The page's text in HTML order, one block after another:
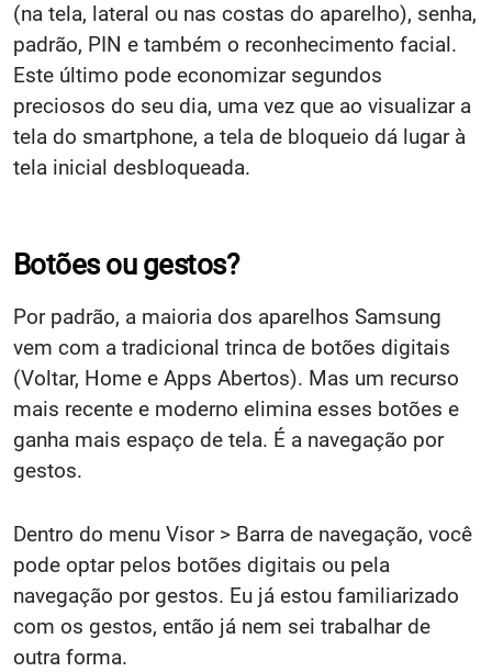
(na tela, lateral ou nas costas do aparelho), senha,
padrão, PIN e também o reconhecimento facial.
Este último pode economizar segundos
preciosos do seu dia, uma vez que ao visualizar a
tela do smartphone, a tela de bloqueio dá lugar à
tela inicial desbloqueada.
Botões ou gestos?
Por padrão, a maioria dos aparelhos Samsung
vem com a tradicional trinca de botões digitais
(Voltar, Home e Apps Abertos). Mas um recurso
mais recente e moderno elimina esses botões e
ganha mais espaço de tela. É a navegação por
gestos.
Dentro do menu Visor > Barra de navegação, você
pode optar pelos botões digitais ou pela
navegação por gestos. Eu já estou familiarizado
com os gestos, então já nem sei trabalhar de
outra forma.